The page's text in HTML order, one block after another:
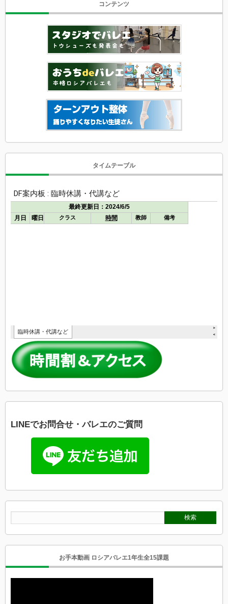
コンテンツ
タイムテーブル
LINEでお問合せ・バレエのご質問
お手本動画 ロシアバレエ1年生全15課題